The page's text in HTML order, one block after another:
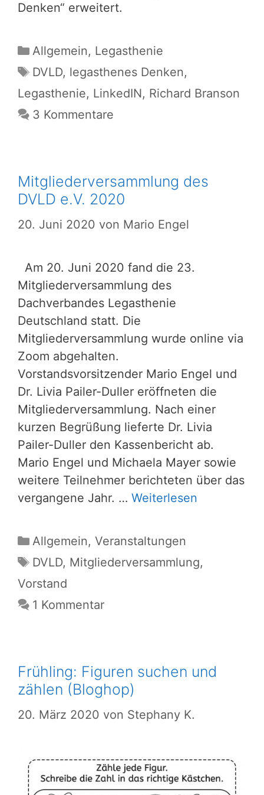
Denken“ erweitert.
Kategorien
Allgemein, Legasthenie
Schlagwörter
DVLD, legasthenes Denken,
Legasthenie, LinkedIN, Richard Branson
3 Kommentare
Mitgliederversammlung des
DVLD e.V. 2020
20. Juni 2020 von Mario Engel
Am 20. Juni 2020 fand die 23.
Mitgliederversammlung des
Dachverbandes Legasthenie
Deutschland statt. Die
Mitgliederversammlung wurde online via
Zoom abgehalten.
Vorstandsvorsitzender Mario Engel und
Dr. Livia Pailer-Duller eröffneten die
Mitgliederversammlung. Nach einer
kurzen Begrüßung lieferte Dr. Livia
Pailer-Duller den Kassenbericht ab.
Mario Engel und Michaela Mayer sowie
weitere Teilnehmer berichteten über das
vergangene Jahr. … Weiterlesen
Kategorien
Allgemein, Veranstaltungen
Schlagwörter
DVLD, Mitgliederversammlung,
Vorstand
1 Kommentar
Frühling: Figuren suchen und
zählen (Bloghop)
20. März 2020 von Stephany K.